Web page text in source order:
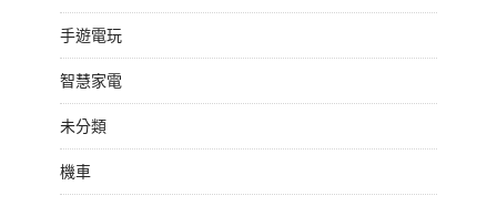
手遊電玩
智慧家電
未分類
機車